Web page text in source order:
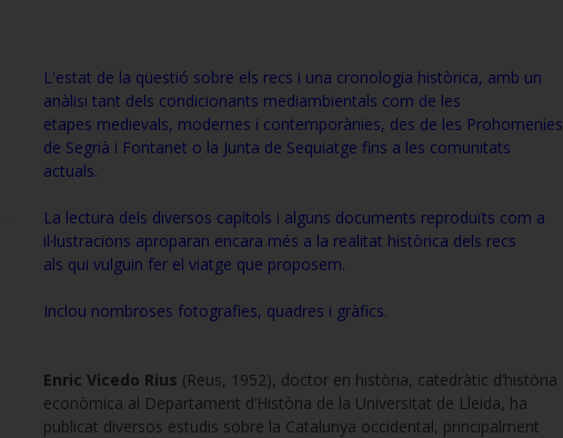
L'estat de la qüestió sobre els recs i una cronologia històrica, amb un
anàlisi tant dels condicionants mediambientals com de les
etapes medievals, modernes i contemporànies, des de les Prohomenies
de Segrià i Fontanet o la Junta de Sequiatge fins a les comunitats
actuals.
La lectura dels diversos capítols i alguns documents reproduïts com a
il·lustracions aproparan encara més a la realitat històrica dels recs
als qui vulguin fer el viatge que proposem.
Inclou nombroses fotografies, quadres i gràfics.
Enric Vicedo Rius (Reus, 1952), doctor en història, catedràtic d’història
econòmica al Departament d’Història de la Universitat de Lleida, ha
publicat diversos estudis sobre la Catalunya occidental, principalment